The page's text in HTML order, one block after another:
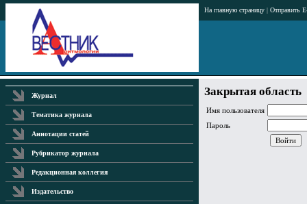
На главную страницу | Отправить
Журнал
Тематика журнала
Аннотации статей
Рубрикатор журнала
Редакционная коллегия
Издательство
Закрытая область
Имя пользователя
Пароль